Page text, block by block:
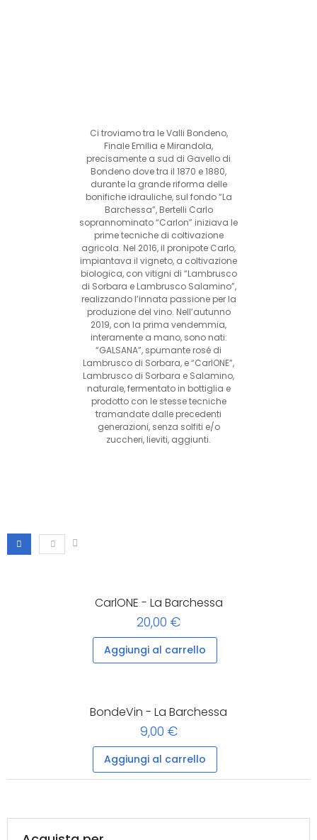
Ci troviamo tra le Valli Bondeno,
Finale Emilia e Mirandola,
precisamente a sud di Gavello di
Bondeno dove tra il 1870 e 1880,
durante la grande riforma delle
bonifiche idrauliche, sul fondo “La
Barchessa”, Bertelli Carlo
soprannominato “Carlon” iniziava le
prime tecniche di coltivazione
agricola. Nel 2016, il pronipote Carlo,
impiantava il vigneto, a coltivazione
biologica, con vitigni di “Lambrusco
di Sorbara e Lambrusco Salamino”,
realizzando l’innata passione per la
produzione del vino. Nell’autunno
2019, con la prima vendemmia,
interamente a mano, sono nati:
“GALSANA”, spumante rosé di
Lambrusco di Sorbara, e “CarlONE”,
Lambrusco di Sorbara e Salamino,
naturale, fermentato in bottiglia e
prodotto con le stesse tecniche
tramandate dalle precedenti
generazioni, senza solfiti e/o
zuccheri, lieviti, aggiunti.
CarlONE - La Barchessa
20,00 €
Aggiungi al carrello
BondeVin - La Barchessa
9,00 €
Aggiungi al carrello